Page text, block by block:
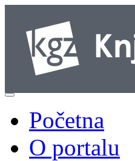
Početna
O portalu